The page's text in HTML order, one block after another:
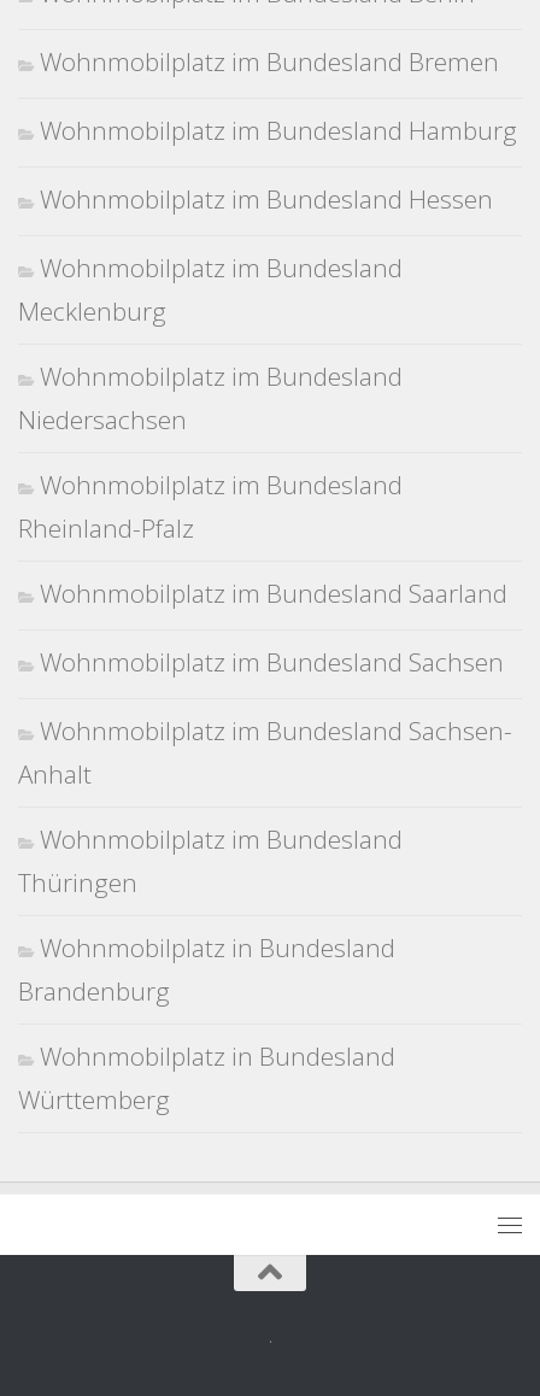
Wohnmobilplatz im Bundesland Bremen
Wohnmobilplatz im Bundesland Hamburg
Wohnmobilplatz im Bundesland Hessen
Wohnmobilplatz im Bundesland
Mecklenburg
Wohnmobilplatz im Bundesland
Niedersachsen
Wohnmobilplatz im Bundesland
Rheinland-Pfalz
Wohnmobilplatz im Bundesland Saarland
Wohnmobilplatz im Bundesland Sachsen
Wohnmobilplatz im Bundesland Sachsen-
Anhalt
Wohnmobilplatz im Bundesland
Thüringen
Wohnmobilplatz in Bundesland
Brandenburg
Wohnmobilplatz in Bundesland
Württemberg
.